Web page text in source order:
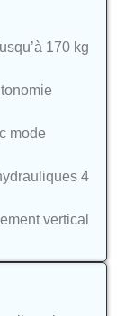
170 kg
mode
4
vertical